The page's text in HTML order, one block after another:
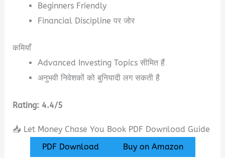
Beginners Friendly
Financial Discipline पर जोर
कमियाँ
Advanced Investing Topics सीमित हैं
अनुभवी निवेशकों को बुनियादी लग सकती है
Rating: 4.4/5
📥 Let Money Chase You Book PDF Download Guide
PDF Download
Buy on Amazon